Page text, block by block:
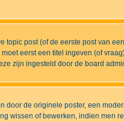
post (of de eerste post van
eerst een titel ingeven (of
zijn ingesteld door de board
door de originele poster, een
wissen of bewerken, indien